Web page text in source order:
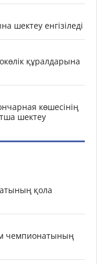
шектеу енгізіледі
құралдарына
көшесінің
шектеу
қола
чемпионатының